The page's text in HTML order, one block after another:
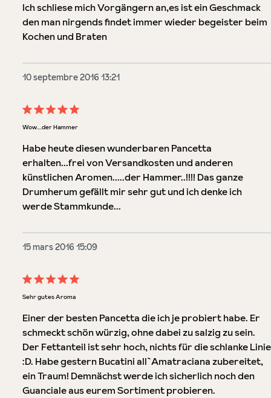
Ich schliese mich Vorgängern an,es ist ein Geschmack
den man nirgends findet immer wieder begeister beim
Kochen und Braten
10 septembre 2016 13:21
Évaluation avec une note de 5 sur 5 étoiles
Wow....der Hammer
Habe heute diesen wunderbaren Pancetta
erhalten...frei von Versandkosten und anderen
künstlichen Aromen.....der Hammer..!!!! Das ganze
Drumherum gefällt mir sehr gut und ich denke ich
werde Stammkunde...
15 mars 2016 15:09
Évaluation avec une note de 5 sur 5 étoiles
Sehr gutes Aroma
Einer der besten Pancetta die ich je probiert habe. Er
schmeckt schön würzig, ohne dabei zu salzig zu sein.
Der Fettanteil ist sehr hoch, nichts für die schlanke Linie
:D. Habe gestern Bucatini all`Amatraciana zubereitet,
ein Traum! Demnächst werde ich sicherlich noch den
Guanciale aus eurem Sortiment probieren.